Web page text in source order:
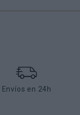
Envíos en 24h